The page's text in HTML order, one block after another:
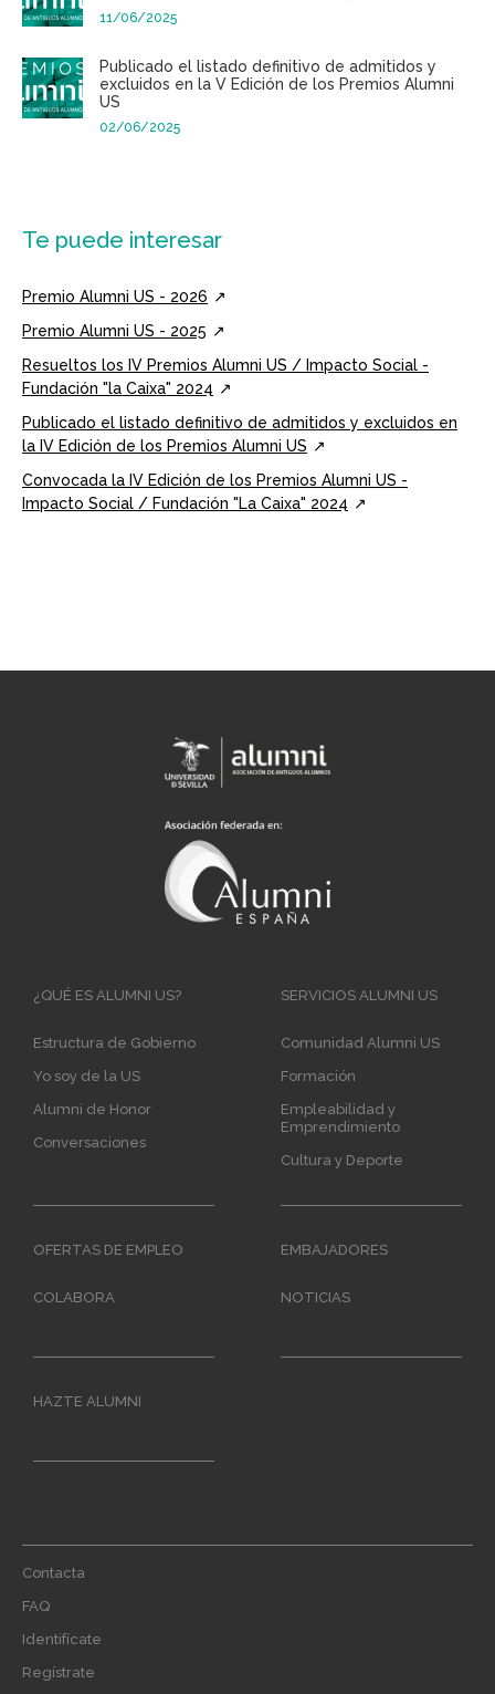
11/06/2025
Publicado el listado definitivo de admitidos y
excluidos en la V Edición de los Premios Alumni
US
02/06/2025
Te puede interesar
Premio Alumni US - 2026
Premio Alumni US - 2025
Resueltos los IV Premios Alumni US / Impacto Social -
Fundación "la Caixa" 2024
Publicado el listado definitivo de admitidos y excluidos en
la IV Edición de los Premios Alumni US
Convocada la IV Edición de los Premios Alumni US -
Impacto Social / Fundación "La Caixa" 2024
Main
¿QUÉ ES ALUMNI US?
Estructura de Gobierno
Yo soy de la US
Alumni de Honor
Conversaciones
SERVICIOS ALUMNI US
Comunidad Alumni US
Formación
Empleabilidad y
Emprendimiento
Cultura y Deporte
OFERTAS DE EMPLEO EMBAJADORES
COLABORA NOTICIAS
HAZTE ALUMNI
Footer
menu
Contacta
FAQ
Identifícate
Regístrate